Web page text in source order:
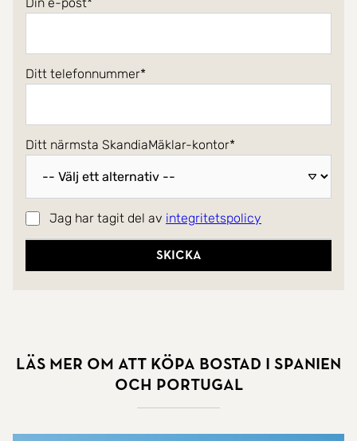
Ditt telefonnummer
Ditt närmsta SkandiaMäklar-kontor
Jag har tagit del av integritetspolicy
Skicka
Läs mer om att köpa bostad i Spanien
och Portugal